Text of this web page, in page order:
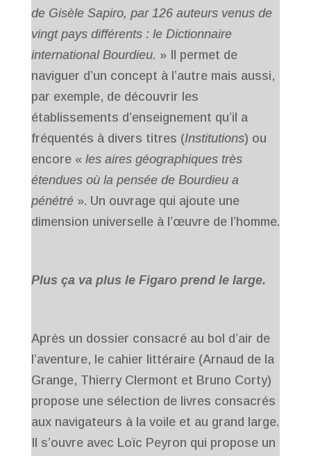
de Gisèle Sapiro, par 126 auteurs venus de
vingt pays différents : le Dictionnaire
international Bourdieu. » Il permet de
naviguer d’un concept à l’autre mais aussi,
par exemple, de découvrir les
établissements d’enseignement qu’il a
fréquentés à divers titres (Institutions) ou
encore « les aires géographiques très
étendues où la pensée de Bourdieu a
pénétré». Un ouvrage qui ajoute une
dimension universelle à l’œuvre de l’homme.
Plus ça va plus le Figaro prend le large.
Après un dossier consacré au bol d’air de
l’aventure, le cahier littéraire (Arnaud de la
Grange, Thierry Clermont et Bruno Corty)
propose une sélection de livres consacrés
aux navigateurs à la voile et au grand large.
Il s’ouvre avec Loïc Peyron qui propose un